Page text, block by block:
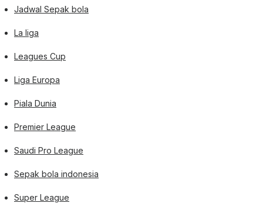
Jadwal Sepak bola
La liga
Leagues Cup
Liga Europa
Piala Dunia
Premier League
Saudi Pro League
Sepak bola indonesia
Super League